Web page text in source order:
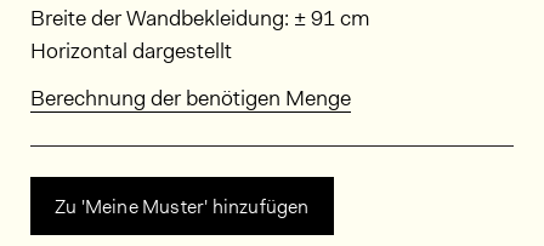
Abmessungen
Breite der Wandbekleidung: ± 91 cm
Horizontal dargestellt
Berechnung der benötigen Menge
Zu 'Meine Muster' hinzufügen